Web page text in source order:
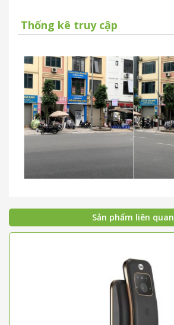
Thống kê truy cập
Sản phẩm liên quan